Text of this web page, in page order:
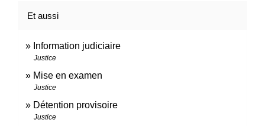
Et aussi
Information judiciaire
Justice
Mise en examen
Justice
Détention provisoire
Justice